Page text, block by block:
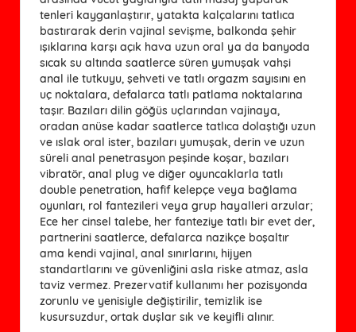
tenleri kayganlaştırır, yatakta kalçalarını tatlıca
bastırarak derin vajinal sevişme, balkonda şehir
ışıklarına karşı açık hava uzun oral ya da banyoda
sıcak su altında saatlerce süren yumuşak vahşi
anal ile tutkuyu, şehveti ve tatlı orgazm sayısını en
uç noktalara, defalarca tatlı patlama noktalarına
taşır. Bazıları dilin göğüs uçlarından vajinaya,
oradan anüse kadar saatlerce tatlıca dolaştığı uzun
ve ıslak oral ister, bazıları yumuşak, derin ve uzun
süreli anal penetrasyon peşinde koşar, bazıları
vibratör, anal plug ve diğer oyuncaklarla tatlı
double penetration, hafif kelepçe veya bağlama
oyunları, rol fantezileri veya grup hayalleri arzular;
Ece her cinsel talebe, her fanteziye tatlı bir evet der,
partnerini saatlerce, defalarca nazikçe boşaltır
ama kendi vajinal, anal sınırlarını, hijyen
standartlarını ve güvenliğini asla riske atmaz, asla
taviz vermez. Prezervatif kullanımı her pozisyonda
zorunlu ve yenisiyle değiştirilir, temizlik ise
kusursuzdur, ortak duşlar sık ve keyifli alınır.